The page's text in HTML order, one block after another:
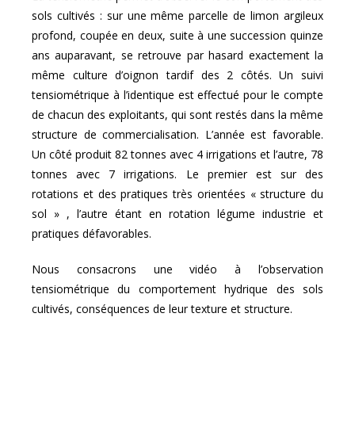
sols cultivés : sur une même parcelle de limon argileux
profond, coupée en deux, suite à une succession quinze
ans auparavant, se retrouve par hasard exactement la
même culture d’oignon tardif des 2 côtés. Un suivi
tensiométrique à l’identique est effectué pour le compte
de chacun des exploitants, qui sont restés dans la même
structure de commercialisation. L’année est favorable.
Un côté produit 82 tonnes avec 4 irrigations et l’autre, 78
tonnes avec 7 irrigations. Le premier est sur des
rotations et des pratiques très orientées « structure du
sol » , l’autre étant en rotation légume industrie et
pratiques défavorables.
Nous consacrons une vidéo à l’observation
tensiométrique du comportement hydrique des sols
cultivés, conséquences de leur texture et structure.